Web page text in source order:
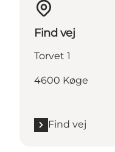
Find vej
Torvet 1
4600 Køge
Find vej